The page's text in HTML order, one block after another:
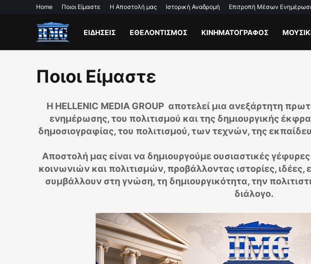
Home Ποιοι Είμαστε Η Αποστολή μας Ιστορική Αναδρομή Επιτροπή Μέσων
ΕΙΔΗΣΕΙΣ ΕΘΕΛΟΝΤΙΣΜΟΣ ΚΙΝΗΜΑΤΟΓΡΑΦΟΣ
Ποιοι Είμαστε
Η HELLENIC MEDIA GROUP αποτελεί μια ανεξάρτητη
ενημέρωσης, του πολιτισμού και της δημιουργικής
δημοσιογραφίας, του πολιτισμού, των τεχνών, της
Αποστολή μας είναι να δημιουργούμε ουσιαστικές
κοινωνιών και πολιτισμών, προβάλλοντας ιστορίες,
συμβάλλουν στη γνώση, τη δημιουργικότητα, την
διάλογο.